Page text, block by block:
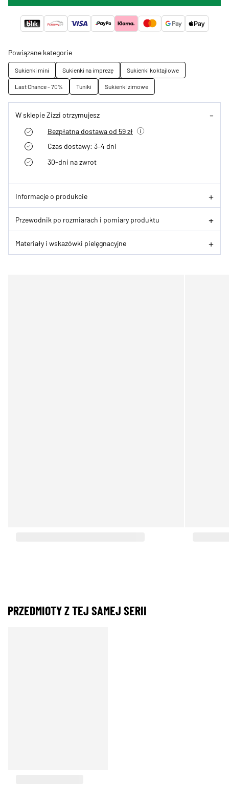
Powiązane kategorie
Sukienki mini Sukienki na imprezę
Sukienki koktajlowe
Last Chance - 70%
Tuniki Sukienki zimowe
W sklepie Zizzi otrzymujesz
Bezpłatna dostawa od 59 zł
Czas dostawy: 3–4 dni
30-dni na zwrot
Informacje o produkcie
Przewodnik po rozmiarach i pomiary produktu
Materiały i wskazówki pielęgnacyjne
PRZEDMIOTY Z TEJ SAMEJ SERII